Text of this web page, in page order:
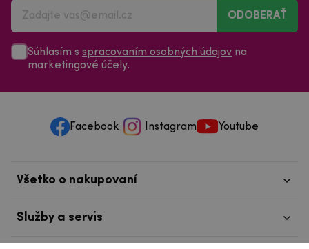
ODOBERAŤ
Súhlasím s spracovaním osobných údajov na
marketingové účely.
Facebook Instagram Youtube
Všetko o nakupovaní
Služby a servis